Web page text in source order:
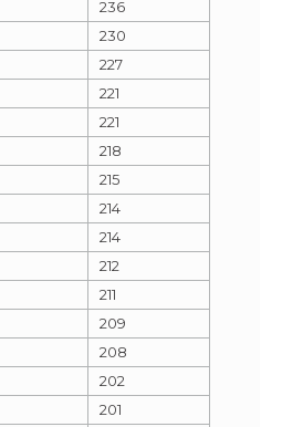
236
230
227
221
221
218
215
214
214
212
211
209
208
202
201